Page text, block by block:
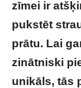
zīmei ir
pukstēt
prātu. Lai
zinātniski
unikāls, tās